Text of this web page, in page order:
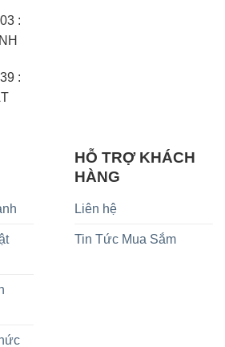
:
:
HỖ TRỢ KHÁCH
HÀNG
Liên hệ
Tin Tức Mua Sắm